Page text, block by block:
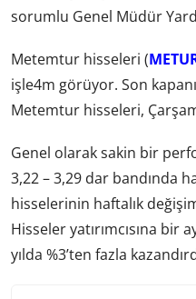
sorumlu Genel Müdür
Metemtur hisseleri (
işle4m görüyor. Son
Metemtur hisseleri,
Genel olarak sakin bir
3,22 – 3,29 dar bandında
hisselerinin haftalık
Hisseler yatırımcısına
yılda %3’ten fazla